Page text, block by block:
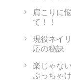
肩こりに
て！！
現役ネイ
応の秘訣
楽じゃな
ぶっちゃ